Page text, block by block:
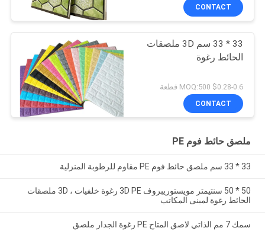
CONTACT
33 * 33 سم 3D ملصقات
الحائط رغوة
$0.28-0.6 MOQ:500 قطعة
CONTACT
ملصق حائط فوم PE
33 * 33 سم ملصق حائط فوم PE مقاوم للرطوبة المنزلية
50 * 50 سنتيمتر مويستوريبروف 3D PE رغوة خلفيات ، 3D ملصقات
الحائط رغوة لمبنى المكاتب
سمك 7 مم الذاتي لاصق المتاح PE رغوة الجدار ملصق